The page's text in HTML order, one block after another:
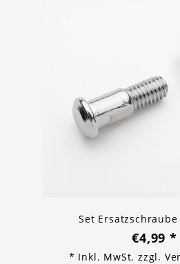
Set Ersatzschraube
€4,99 *
* Inkl. MwSt. zzgl.